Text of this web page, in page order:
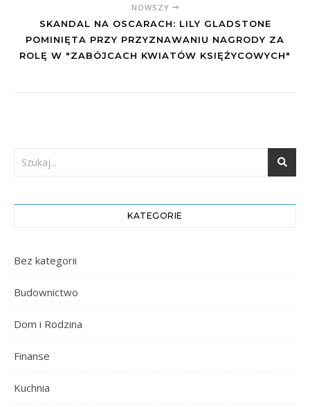
NOWSZY
SKANDAL NA OSCARACH: LILY GLADSTONE
POMINIĘTA PRZY PRZYZNAWANIU NAGRODY ZA
ROLĘ W "ZABÓJCACH KWIATÓW KSIĘŻYCOWYCH"
KATEGORIE
Bez kategorii
Budownictwo
Dom i Rodzina
Finanse
Kuchnia